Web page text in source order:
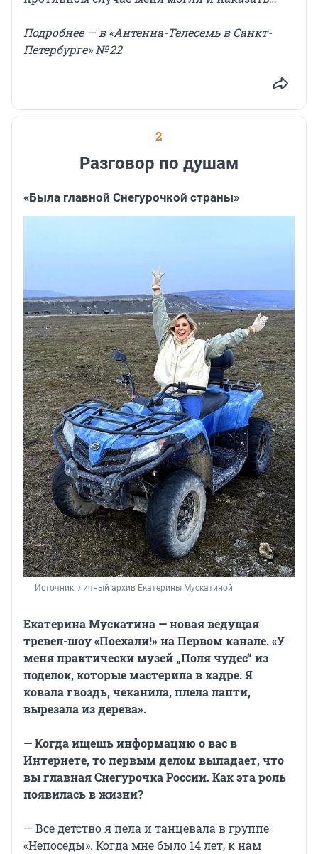
Подробнее — в «Антенна-Телесемь в Санкт-
Петербурге» № 22
2
Разговор по душам
«Была главной Снегурочкой страны»
Источник: личный архив Екатерины Мускатиной
Екатерина Мускатина — новая ведущая
тревел-шоу «Поехали!» на Первом канале. «У
меня практически музей „Поля чудес“ из
поделок, которые мастерила в кадре. Я
ковала гвоздь, чеканила, плела лапти,
вырезала из дерева».
— Когда ищешь информацию о вас в
Интернете, то первым делом выпадает, что
вы главная Снегурочка России. Как эта роль
появилась в жизни?
— Все детство я пела и танцевала в группе
«Непоседы». Когда мне было 14 лет, к нам